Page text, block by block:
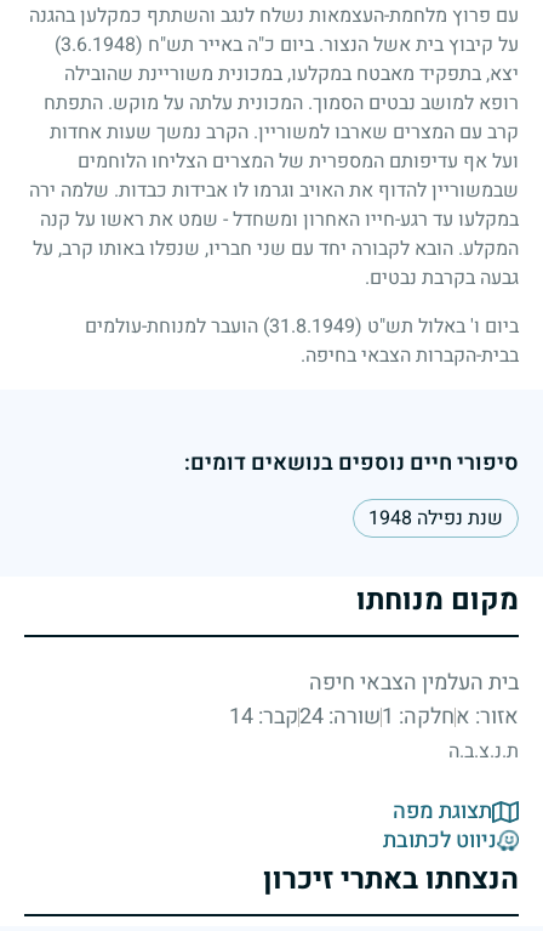
עם פרוץ מלחמת-העצמאות נשלח לנגב והשתתף כמקלען בהגנה
על קיבוץ בית אשל הנצור. ביום כ"ה באייר תש"ח 3.6.1948)
)
יצא, בתפקיד מאבטח במקלעו, במכונית משוריינת שהובילה
רופא למושב נבטים הסמוך. המכונית עלתה על מוקש. התפתח
קרב עם המצרים שארבו למשוריין. הקרב נמשך שעות אחדות
ועל אף עדיפותם המספרית של המצרים הצליחו הלוחמים
שבמשוריין להדוף את האויב וגרמו לו אבידות כבדות. שלמה ירה
במקלעו עד רגע-חייו האחרון ומשחדל - שמט את ראשו על קנה
המקלע. הובא לקבורה יחד עם שני חבריו, שנפלו באותו קרב, על
גבעה בקרבת נבטים.
ביום ו' באלול תש"ט 31.8.1949)) הועבר למנוחת-עולמים
בבית-הקברות הצבאי בחיפה.
סיפורי חיים נוספים בנושאים דומים:
שנת נפילה 1948
מקום מנוחתו
בית העלמין הצבאי חיפה
אזור: אחלקה: 1 שורה: 24 קבר: 14
ת.נ.צ.ב.ה
תצוגת מפה
ניווט לכתובת
הנצחתו באתרי זיכרון